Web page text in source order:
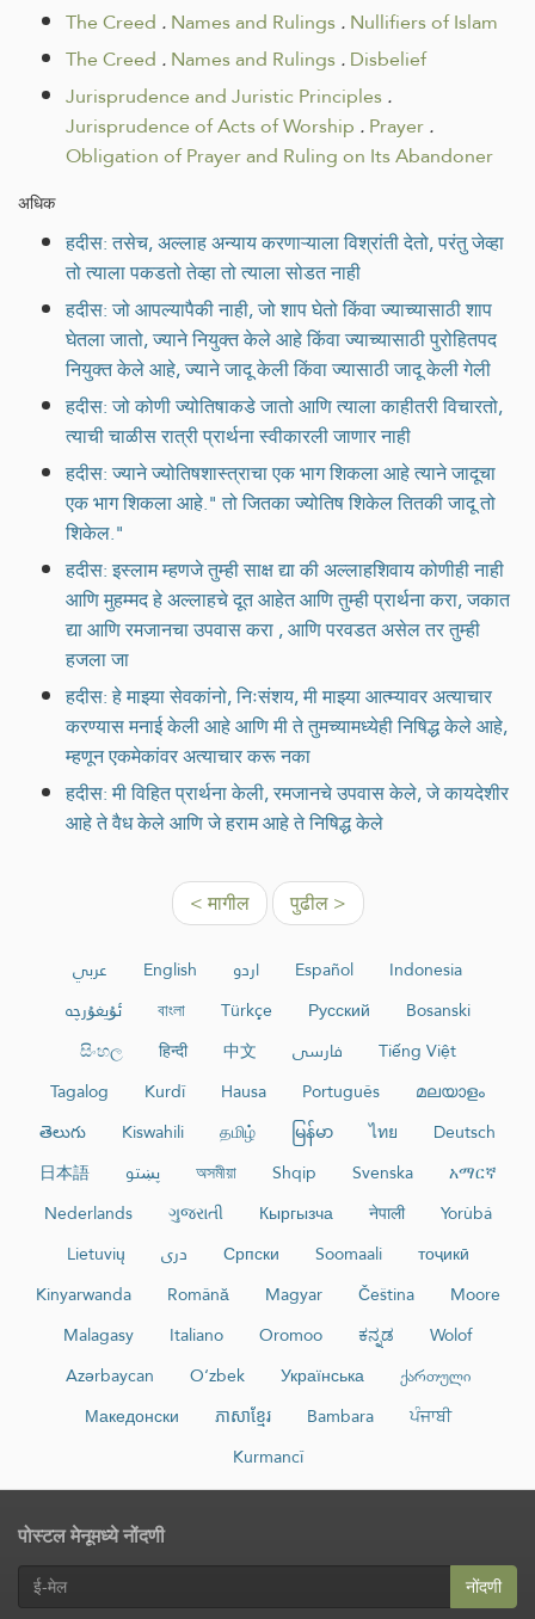
The Creed .Names and Rulings.Nullifiers of Islam
The Creed .Names and Rulings.Disbelief
Jurisprudence and Juristic Principles.
Jurisprudence of Acts of Worship .Prayer.
Obligation of Prayer and Ruling on Its Abandoner
अधिक
हदीस: तसेच, अल्लाह अन्याय करणाऱ्याला विश्रांती देतो, परंतु जेव्हा
तो त्याला पकडतो तेव्हा तो त्याला सोडत नाही
हदीस: जो आपल्यापैकी नाही, जो शाप घेतो किंवा ज्याच्यासाठी शाप
घेतला जातो, ज्याने नियुक्त केले आहे किंवा ज्याच्यासाठी पुरोहितपद
नियुक्त केले आहे, ज्याने जादू केली किंवा ज्यासाठी जादू केली गेली
हदीस: जो कोणी ज्योतिषाकडे जातो आणि त्याला काहीतरी विचारतो,
त्याची चाळीस रात्री प्रार्थना स्वीकारली जाणार नाही
हदीस: ज्याने ज्योतिषशास्त्राचा एक भाग शिकला आहे त्याने जादूचा
एक भाग शिकला आहे." तो जितका ज्योतिष शिकेल तितकी जादू तो
शिकेल."
हदीस: इस्लाम म्हणजे तुम्ही साक्ष द्या की अल्लाहशिवाय कोणीही नाही
आणि मुहम्मद हे अल्लाहचे दूत आहेत आणि तुम्ही प्रार्थना करा, जकात
द्या आणि रमजानचा उपवास करा , आणि परवडत असेल तर तुम्ही
हजला जा
हदीस: हे माझ्या सेवकांनो, निःसंशय, मी माझ्या आत्म्यावर अत्याचार
करण्यास मनाई केली आहे आणि मी ते तुमच्यामध्येही निषिद्ध केले आहे,
म्हणून एकमेकांवर अत्याचार करू नका
हदीस: मी विहित प्रार्थना केली, रमजानचे उपवास केले, जे कायदेशीर
आहे ते वैध केले आणि जे हराम आहे ते निषिद्ध केले
< मागील पुढील >
عربي English اردو Español
Indonesia
ئۇيغۇرچە
বাংলা Türkçe Русский
Bosanski
සිංහල
हिन्दी 中文 فارسی
Tiếng Việt
Tagalog
Kurdî Hausa Português
മലയാളം
తెలుగు
Kiswahili தமிழ் မြန်မာ ไทย
Deutsch
日本語
پښتو অসমীয়া Shqip Svenska
አማርኛ
Nederlands
ગુજરાતી Кыргызча नेपाली
Yorùbá
Lietuvių
دری Српски Soomaali
тоҷикӣ
Kinyarwanda
Română Magyar Čeština
Moore
Malagasy
Italiano Oromoo ಕನ್ನಡ
Wolof
Azərbaycan
O‘zbek Українська
ქართული
Македонски
ភាសាខ្មែរ Bambara
ਪੰਜਾਬੀ
Kurmancî
पोस्टल मेनूमध्ये नोंदणी
नोंदणी